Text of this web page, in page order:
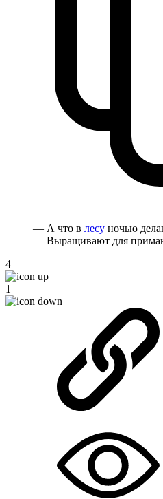
— А что в лесу ночью
— Выращивают для
4
1